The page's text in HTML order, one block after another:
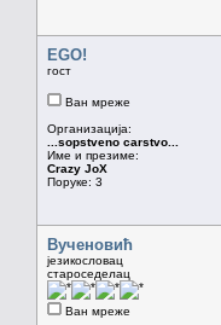
EGO!
гост
Ван мреже
Организација:
...sopstveno carstvo...
Име и презиме:
Crazy JoX
Поруке: 3
Вученовић
језикословац
староседелац
Ван мреже